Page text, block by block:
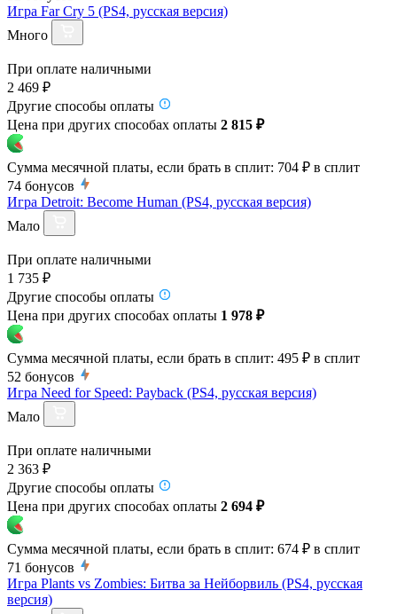
Игра Far Cry 5 (PS4, русская версия)
Много
При оплате наличными
2 469 ₽
Другие способы оплаты
Цена при других способах оплаты 2 815 ₽
Сумма месячной платы, если брать в сплит: 704 ₽ в сплит
74 бонусов
Игра Detroit: Become Human (PS4, русская версия)
Мало
При оплате наличными
1 735 ₽
Другие способы оплаты
Цена при других способах оплаты 1 978 ₽
Сумма месячной платы, если брать в сплит: 495 ₽ в сплит
52 бонусов
Игра Need for Speed: Payback (PS4, русская версия)
Мало
При оплате наличными
2 363 ₽
Другие способы оплаты
Цена при других способах оплаты 2 694 ₽
Сумма месячной платы, если брать в сплит: 674 ₽ в сплит
71 бонусов
Игра Plants vs Zombies: Битва за Нейборвиль (PS4, русская
версия)